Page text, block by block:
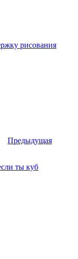
рисования
Предыдущая
ты куб